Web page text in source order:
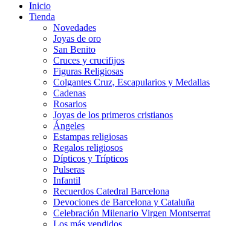
Inicio
Tienda
Novedades
Joyas de oro
San Benito
Cruces y crucifijos
Figuras Religiosas
Colgantes Cruz, Escapularios y Medallas
Cadenas
Rosarios
Joyas de los primeros cristianos
Ángeles
Estampas religiosas
Regalos religiosos
Dípticos y Trípticos
Pulseras
Infantil
Recuerdos Catedral Barcelona
Devociones de Barcelona y Cataluña
Celebración Milenario Virgen Montserrat
Los más vendidos